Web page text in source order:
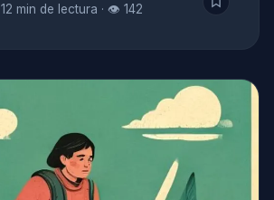
12 min de lectura · 👁 142